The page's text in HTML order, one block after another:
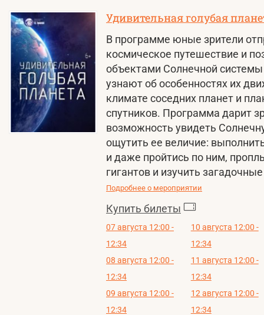
Удивительная голубая
В программе юные зрители
космическое путешествие и
объектами Солнечной
узнают об особенностях их
климате соседних планет и
спутников. Программа дарит
возможность увидеть
ощутить ее величие:
и даже пройтись по ним,
гигантов и изучить
Подробнее о мероприятии
Купить билеты
07 августа 12:00 -
12:34
08 августа 12:00 -
12:34
09 августа 12:00 -
12:34
10 августа 12:00 -
12:34
11 августа 12:00 -
12:34
12 августа 12:00 -
12:34